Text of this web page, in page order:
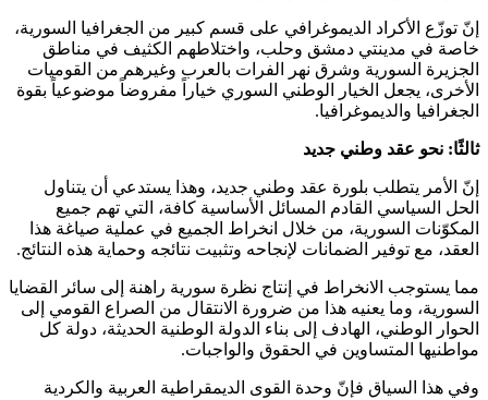
إنّ توزّع الأكراد الديموغرافي على قسم كبير من الجغرافيا السورية،
خاصة في مدينتي دمشق وحلب، واختلاطهم الكثيف في مناطق
الجزيرة السورية وشرق نهر الفرات بالعرب وغيرهم من القوميات
الأخرى، يجعل الخيار الوطني السوري خياراً مفروضاً موضوعياً بقوة
الجغرافيا والديموغرافيا.
ثالثًا: نحو عقد وطني جديد
إنّ الأمر يتطلب بلورة عقد وطني جديد، وهذا يستدعي أن يتناول
الحل السياسي القادم المسائل الأساسية كافة، التي تهم جميع
المكوّنات السورية، من خلال انخراط الجميع في عملية صياغة هذا
العقد، مع توفير الضمانات لإنجاحه وتثبيت نتائجه وحماية هذه النتائج.
مما يستوجب الانخراط في إنتاج نظرة سورية راهنة إلى سائر القضايا
السورية، وما يعنيه هذا من ضرورة الانتقال من الصراع القومي إلى
الحوار الوطني، الهادف إلى بناء الدولة الوطنية الحديثة، دولة كل
مواطنيها المتساوين في الحقوق والواجبات.
وفي هذا السياق فإنّ وحدة القوى الديمقراطية العربية والكردية